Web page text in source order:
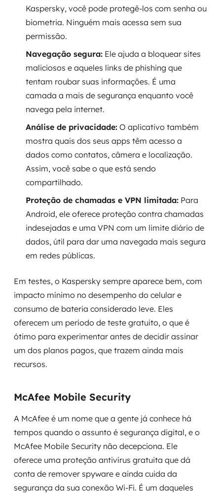
Kaspersky, você pode protegê-los com senha ou
biometria. Ninguém mais acessa sem sua
permissão.
Navegação segura: Ele ajuda a bloquear sites
maliciosos e aqueles links de phishing que
tentam roubar suas informações. É uma
camada a mais de segurança enquanto você
navega pela internet.
Análise de privacidade: O aplicativo também
mostra quais dos seus apps têm acesso a
dados como contatos, câmera e localização.
Assim, você sabe o que está sendo
compartilhado.
Proteção de chamadas e VPN limitada: Para
Android, ele oferece proteção contra chamadas
indesejadas e uma VPN com um limite diário de
dados, útil para dar uma navegada mais segura
em redes públicas.
Em testes, o Kaspersky sempre aparece bem, com
impacto mínimo no desempenho do celular e
consumo de bateria considerado leve. Eles
oferecem um período de teste gratuito, o que é
ótimo para experimentar antes de decidir assinar
um dos planos pagos, que trazem ainda mais
recursos.
McAfee Mobile Security
A McAfee é um nome que a gente já conhece há
tempos quando o assunto é segurança digital, e o
McAfee Mobile Security não decepciona. Ele
oferece uma proteção antivírus gratuita que dá
conta de remover spyware e ainda cuida da
segurança da sua conexão Wi-Fi. É um daqueles